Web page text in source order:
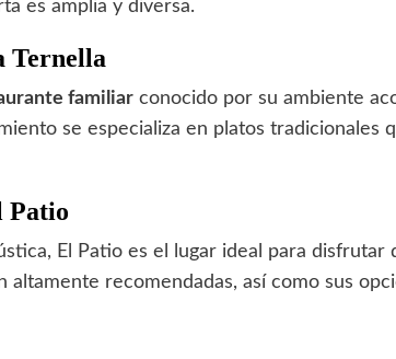
es amplia y diversa.
Ternella
familiar conocido por su ambiente
se especializa en platos tradicionales
Patio
El Patio es el lugar ideal para disfrutar
altamente recomendadas, así como sus